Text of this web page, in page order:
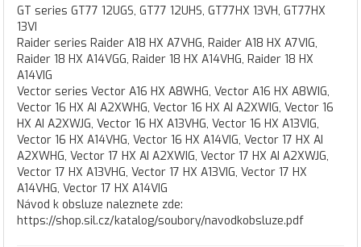
GT series GT77 12UGS, GT77 12UHS, GT77HX 13VH, GT77HX
13VI
Raider series Raider A18 HX A7VHG, Raider A18 HX A7VIG,
Raider 18 HX A14VGG, Raider 18 HX A14VHG, Raider 18 HX
A14VIG
Vector series Vector A16 HX A8WHG, Vector A16 HX A8WIG,
Vector 16 HX AI A2XWHG, Vector 16 HX AI A2XWIG, Vector 16
HX AI A2XWJG, Vector 16 HX A13VHG, Vector 16 HX A13VIG,
Vector 16 HX A14VHG, Vector 16 HX A14VIG, Vector 17 HX AI
A2XWHG, Vector 17 HX AI A2XWIG, Vector 17 HX AI A2XWJG,
Vector 17 HX A13VHG, Vector 17 HX A13VIG, Vector 17 HX
A14VHG, Vector 17 HX A14VIG
Návod k obsluze naleznete zde:
https://shop.sil.cz/katalog/soubory/navodkobsluze.pdf